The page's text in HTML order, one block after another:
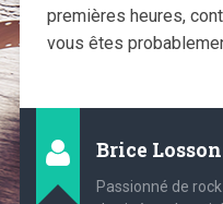
premières heures,
vous êtes
Brice Losson
Passionné de